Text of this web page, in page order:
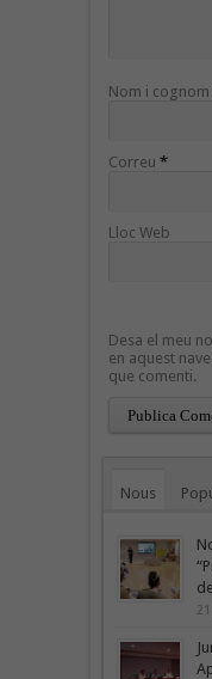
Nom i cognom
Correu *
Lloc Web
Desa el meu
en aquest
que comenti.
Nous